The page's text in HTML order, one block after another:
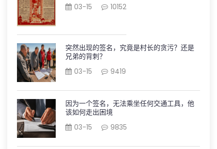
03-15
10152
突然出现的签名，究竟是村长的贪污？还是
兄弟的背刺？
03-15
9419
因为一个签名，无法乘坐任何交通工具，他
该如何走出困境
03-15
9835